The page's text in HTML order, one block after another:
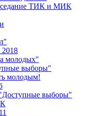
ТИК и МИК
молодых"
выборы"
молодым!
выборы"